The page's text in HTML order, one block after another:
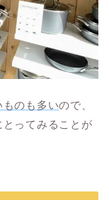
ものも多いので、
ってみることが